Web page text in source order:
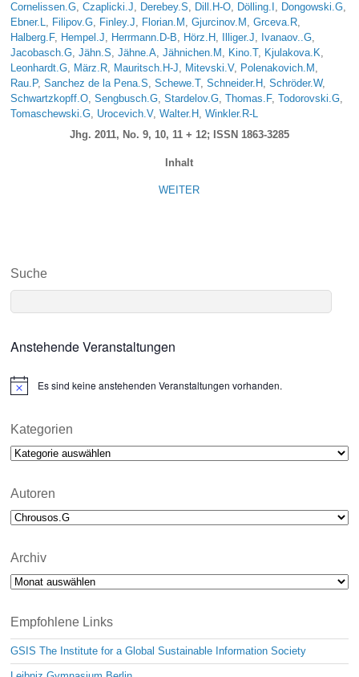
Cornelissen.G,Czaplicki.J, Derebey.S, Dill.H-O, Dölling.I , Dongowski.G,
Ebner.L, Filipov.G, Finley.J, Florian.M ,Gjurcinov.M ,Grceva.R,
Halberg.F, Hempel.J, Herrmann.D-B, Hörz.H , Illiger.J, Ivanaov..G,
Jacobasch.G,Jähn.S,Jähne.A,Jähnichen.M , Kino.T, Kjulakova.K,
Leonhardt.G, März.R, Mauritsch.H-J, Mitevski.V, Polenakovich.M ,
Rau.P,Sanchez de la Pena.S,Schewe.T,Schneider.H ,Schröder.W,
Schwartzkopff.O,Sengbusch.G,Stardelov.G,Thomas.F,Todorovski.G,
Tomaschewski.G, Urocevich.V,Walter.H ,Winkler.R-L
Jhg. 2011, No. 9, 10, 11 + 12; ISSN 1863-3285
Inhalt
WEITER
Suche
Anstehende Veranstaltungen
N
i
e
Es sind keine anstehenden Veranstaltungen vorhanden.
Kategorien
Kategorien
Autoren
Archiv
Archiv
Empfohlene Links
GSIS The Institute for a Global Sustainable Information Society